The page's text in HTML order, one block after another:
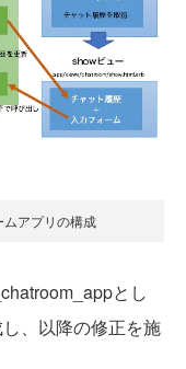
アプリの構成
とし
、以降の修正を施